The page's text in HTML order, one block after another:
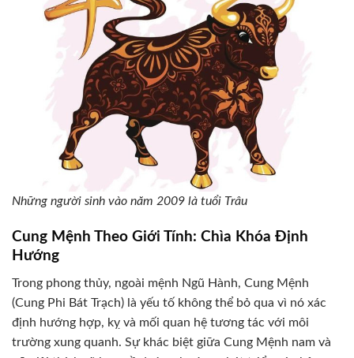
Những người sinh vào năm 2009 là tuổi Trâu
Cung Mệnh Theo Giới Tính: Chìa Khóa Định
Hướng
Trong phong thủy, ngoài mệnh Ngũ Hành, Cung Mệnh
(Cung Phi Bát Trạch) là yếu tố không thể bỏ qua vì nó xác
định hướng hợp, kỵ và mối quan hệ tương tác với môi
trường xung quanh. Sự khác biệt giữa Cung Mệnh nam và